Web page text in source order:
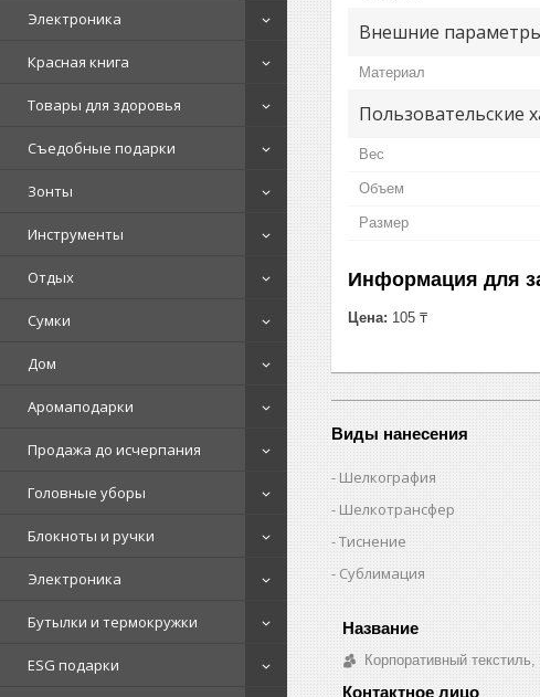
Электроника
Красная книга
Товары для здоровья
Съедобные подарки
Зонты
Инструменты
Отдых
Сумки
Дом
Аромаподарки
Продажа до исчерпания
Головные уборы
Блокноты и ручки
Электроника
Бутылки и термокружки
ESG подарки
Внешние
Материал
Пользовательские
Вес
Объем
Размер
Информация для
Цена: 105 ₸
Виды нанесения
Шелкография
Шелкотрансфер
Тиснение
Сублимация
Корпоративный